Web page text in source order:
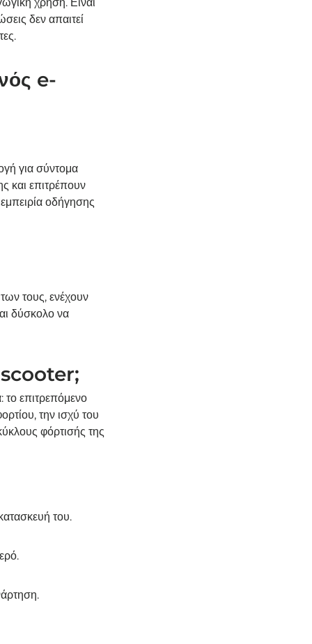
δεν απαιτεί
e-
για σύντομα
και επιτρέπουν
οδήγησης
τους, ενέχουν
δύσκολο να
scooter;
το επιτρεπόμενο
την ισχύ του
φόρτισής της
του.